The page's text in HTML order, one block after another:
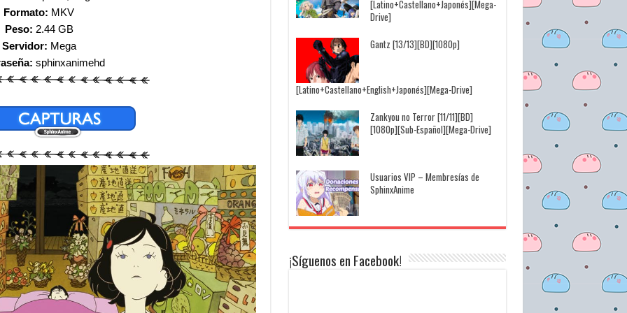
Formato: MKV
Peso: 2.44 GB
Servidor: Mega
sphinxanimehd
[Latino+Castellano+Japonés][Mega-
Drive]
Gantz [13/13][BD][1080p]
[Latino+Castellano+English+Japonés][Mega-Drive]
Zankyou no Terror [11/11][BD]
[1080p][Sub-Español][Mega-Drive]
Usuarios VIP – Membresías de
SphinxAnime
¡Síguenos en Facebook!